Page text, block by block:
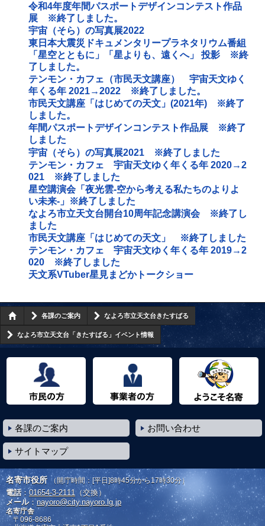
令和4年度年間パスポートデザインコンテスト作品
展 ※終了しました。
宇宙（そら）の写真展2022
東日本大震災ドキュメンタリープラネタリウム番組
「星空とともに」「星よりも、遠くへ」 投影 ※終
了しました。
テンモン・カフェ（市民天文講座） 宇宙天文ゆく
年くる年 2021→2022 ※終了しました。
市民天文講座「はじめての天文」(2021年) ※終了
しました。
年間パスポートデザインコンテスト作品展 ※終了
しました
宇宙（そら）の写真展2021 ※終了しました
テンモン・カフェ 宇宙天文ゆく年くる年 2020→2
021 ※終了しました
星空講演会「夜光雲‐空から考える私たちのよりよ
い未来‐」※終了しました
なよろ市立天文台開台10周年記念講演会 ※終了し
ました
市民天文講座「はじめての天文」 ※終了しました
テンモン・カフェ 宇宙天文ゆく年くる年 2019→2
020 ※終了しました
天文系VTuber星見まどかトークショー
各課のご案内 なよろ市立天文台きたすばる
なよろ市立天文台「きたすばる」イベント情報
各課のご案内 お問い合わせ
サイトマップ
名寄市役所 （開庁時間：[平日]8時45分から17時30分）
電話： 01654-3-2111（交換）
メール：nayoro@city.nayoro.lg.jp
名寄庁舎
〒096-8686